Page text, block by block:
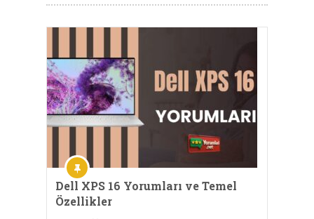
Dell XPS 16 Yorumları ve Temel
Özellikler